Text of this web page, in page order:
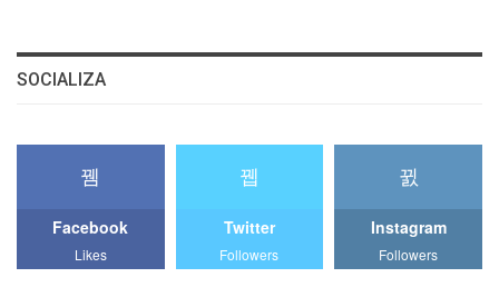
SOCIALIZA
Facebook
Likes
Twitter
Followers
Instagram
Followers